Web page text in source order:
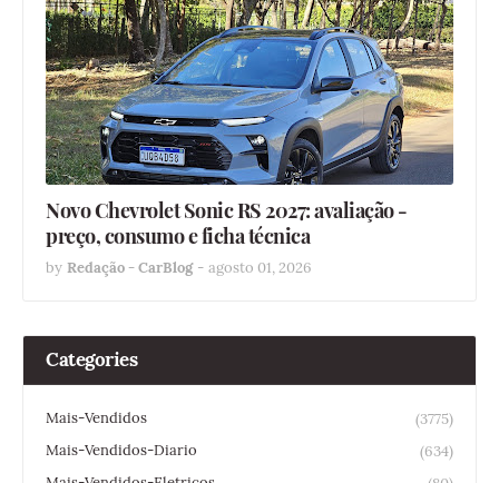
Novo Chevrolet Sonic RS 2027: avaliação -
preço, consumo e ficha técnica
by Redação - CarBlog - agosto 01, 2026
Categories
Mais-Vendidos
(3775)
Mais-Vendidos-Diario
(634)